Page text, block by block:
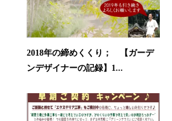
2018年の締めくくり； 【ガーデ
ンデザイナーの記録】1...